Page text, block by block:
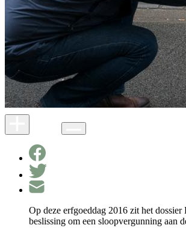
Op deze erfgoeddag 2016 zit het
beslissing om een sloopvergunning aan